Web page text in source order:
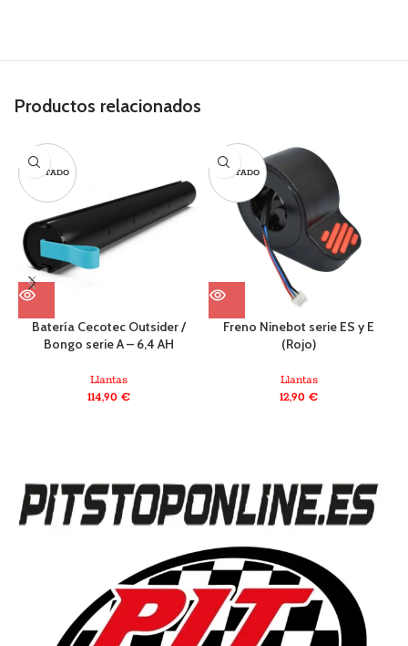
Productos relacionados
AGOTADO
Batería Cecotec Outsider /
Bongo serie A – 6,4 AH
Llantas
114,90 €
AGOTADO
Freno Ninebot serie ES y E
(Rojo)
Llantas
12,90€